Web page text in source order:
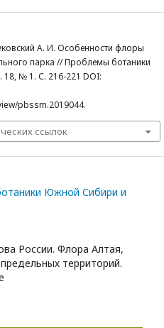
А. И. Особенности флоры
парка // Проблемы ботаники
№ 1. С. 216-221 DOI:
pbssm.2019044.
ссылок
Южной Сибири и
России. Флора Алтая,
территорий.